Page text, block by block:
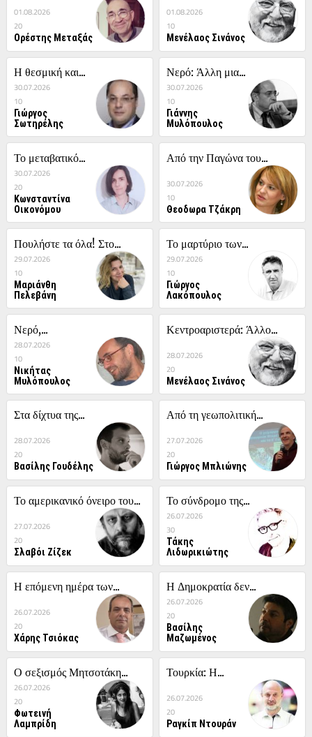
01.08.2026
20
Ορέστης Μεταξάς
01.08.2026
10
Μενέλαος Σινάνος
Η θεσμική και...
30.07.2026
10
Γιώργος
Σωτηρέλης
Νερό: Άλλη μια...
30.07.2026
10
Γιάννης
Μυλόπουλος
Το μεταβατικό...
30.07.2026
20
Κωνσταντίνα
Οικονόμου
Από την Παγώνα του...
30.07.2026
10
Θεοδωρα Τζάκρη
Πουλήστε τα όλα! Στο...
29.07.2026
10
Μαριάνθη
Πελεβάνη
Το μαρτύριο των...
29.07.2026
10
Γιώργος
Λακόπουλος
Νερό,...
28.07.2026
10
Νικήτας
Μυλόπουλος
Κεντροαριστερά: Άλλο...
28.07.2026
20
Μενέλαος Σινάνος
Στα δίχτυα της...
28.07.2026
20
Βασίλης Γουδέλης
Από τη γεωπολιτική...
27.07.2026
20
Γιώργος Μπλιώνης
Το αμερικανικό όνειρο του...
27.07.2026
20
Σλαβόι Ζίζεκ
Το σύνδρομο της...
26.07.2026
30
Τάκης
Λιδωρικιώτης
Η επόμενη ημέρα των...
26.07.2026
20
Χάρης Τσιόκας
Η Δημοκρατία δεν...
26.07.2026
20
Βασίλης
Μαζωμένος
Ο σεξισμός Μητσοτάκη...
26.07.2026
20
Φωτεινή
Λαμπρίδη
Τουρκία: Η...
26.07.2026
20
Ραγκίπ Ντουράν